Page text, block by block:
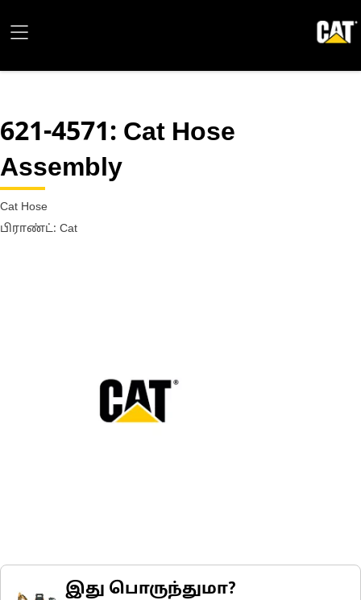
621-4571: Cat Hose
Assembly
Cat Hose
பிராண்ட்: Cat
இது பொருந்துமா?